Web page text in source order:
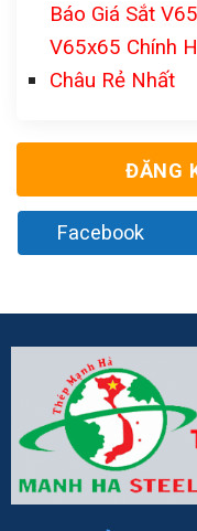
Báo Giá Sắt
V65x65 Chính
Châu Rẻ Nhất
ĐĂNG
Facebook